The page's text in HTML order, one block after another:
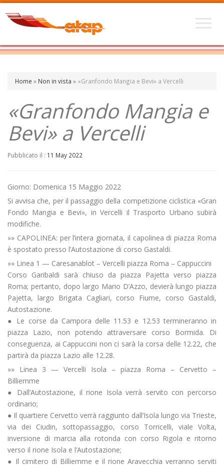
Home » Non in vista » «Granfondo Mangia e Bevi» a Vercelli
«Granfondo Mangia e
Bevi» a Vercelli
Pubblicato il : 11 May 2022
Giorno: Domenica 15 Maggio 2022
Si avvisa che, per il passaggio della competizione ciclistica «Gran
Fondo Mangia e Bevi», in Vercelli il Trasporto Urbano subirà
modifiche.
»» CAPOLINEA: per l’intera giornata, il capolinea di piazza Roma
è spostato presso l’Autostazione di corso Gastaldi.
»» Linea 1 — Caresanablot – Vercelli piazza Roma – Cappuccini
Corso Garibaldi sarà chiuso da piazza Pajetta verso piazza
Roma; pertanto, dopo largo Mario D’Azzo, devierà lungo piazza
Pajetta, largo Brigata Cagliari, corso Fiume, corso Gastaldi,
Autostazione.
● Le corse da Campora delle 11.53 e 12.53 termineranno in
piazza Lazio, non potendo attraversare corso Bormida. Di
conseguenza, ai Cappuccini non ci sarà la corsa delle 12.22, che
partirà da piazza Lazio alle 12.28.
»» Linea 3 — Vercelli Isola – piazza Roma – Cervetto –
Billiemme
● Dall’Autostazione, il rione Isola verrà servito con percorso
ordinario;
● Il quartiere Cervetto verrà raggiunto dall’Isola lungo via Trieste,
via dei Ciudin, sottopassaggio, corso Torricelli, viale Volta,
inversione di marcia alla rotonda con corso Rigola e ritorno
verso il rione Isola e l’Autostazione;
● Il cimitero di Billiemme e il rione Aravecchia verranno serviti